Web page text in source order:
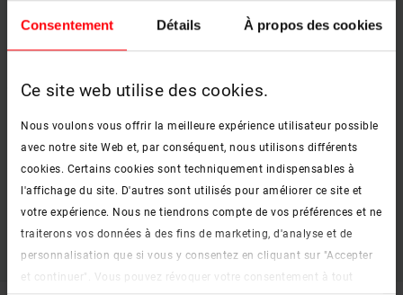
Consentement Détails À propos des cookies
Ce site web utilise des cookies.
Nous voulons vous offrir la meilleure expérience utilisateur possible
avec notre site Web et, par conséquent, nous utilisons différents
cookies. Certains cookies sont techniquement indispensables à
l'affichage du site. D'autres sont utilisés pour améliorer ce site et
votre expérience. Nous ne tiendrons compte de vos préférences et ne
traiterons vos données à des fins de marketing, d'analyse et de
personnalisation que si vous y consentez en cliquant sur "Accepter
et continuer". Vous pouvez révoquer votre consentement à tout
imprimées n’est pas autorisée sans l'accord explicite de
Validité juridique
Cette clause de non-responsabilité fait partie de notre offre
internet. Au cas où des formulations isolées ou des parties de
ce texte ne correspondraient pas ou plus intégralement à la
situation juridique en vigueur, les autres parties de cette
déclaration n'en seraient pas affectées. Nos CGV s'appliquent
en outre lors de la réalisation d'une transaction juridique.